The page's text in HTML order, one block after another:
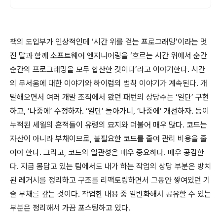
책의 도입부가 인상적인데 ‘시간 위를 걷는 프로그래밍’이라는 멋
진 말과 함께 소프트웨어 엔지니어링을 ‘흐르는 시간 위에서 순간
순간의 프로그래밍을 모두 합산한 것이다’라고 이야기한다. 시간
의 무서움에 대한 이야기와 하이럼의 법칙 이야기가 계속된다. 개
발해오면서 여러 개발 조직에서 봤던 패턴의 상당수는 ‘일단’ 구현
하고, ‘나중에’ 수정하자. ‘일단’ 돌아가니, ‘나중에’ 개선하자. 등이
누적된 세월의 흔적들이 유령의 묘지와 더불어 매우 많다. 코드는
자산이 아니라 부채이므로, 불필요한 코드를 줄여 관리 비용을 줄
여야 한다. 그리고, 코드의 일관성은 매우 중요하다. 매우 공감한
다. 지금 몸담고 있는 팀에서도 내가 하는 작업의 상당 부분은 방치
된 레거시를 정리하고 구조를 리팩토링하면서 그동안 쌓여있던 기
술 부채를 갚는 것이다. 작업한 내용 중 일반화해서 공유할 수 있는
부분은 정리해서 가끔 포스팅하고 있다.